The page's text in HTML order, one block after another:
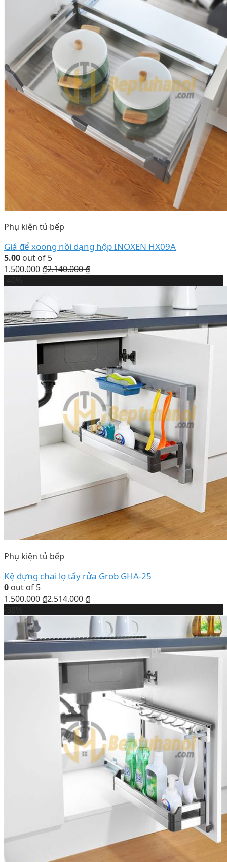
Phụ kiện tủ bếp
Giá để xoong nồi dạng hộp INOXEN HX09A
5.00 out of 5
1.500.000 ₫2.140.000₫
Phụ kiện tủ bếp
Kệ đựng chai lọ tẩy rửa Grob GHA-25
0 out of 5
1.500.000 ₫2.514.000₫